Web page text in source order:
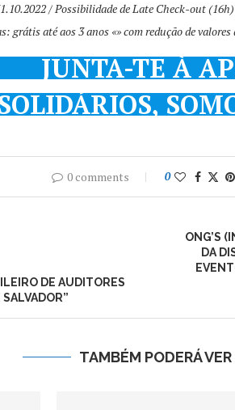
/ Possibilidade de Late Check-out
grátis até aos 3 anos «» com redução de valores
JUNTA-TE À
0 comments 0
DE AUDITORES
ONG’S
DA
TAMBÉM PODERÁ VER